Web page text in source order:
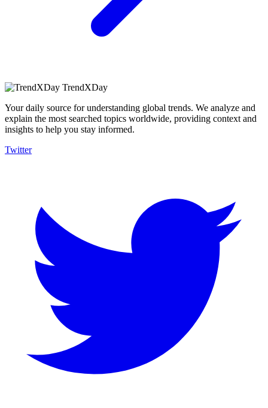
TrendXDay
Your daily source for understanding global trends. We analyze and
explain the most searched topics worldwide, providing context and
insights to help you stay informed.
Twitter